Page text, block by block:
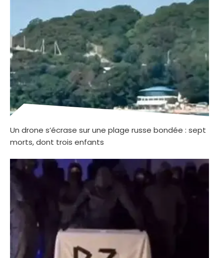
Un drone s’écrase sur une plage russe bondée : sept
morts, dont trois enfants